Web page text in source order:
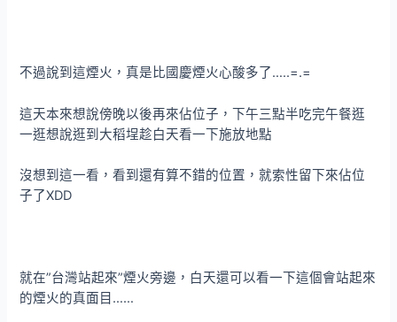
不過說到這煙火，真是比國慶煙火心酸多了…..=.=
這天本來想說傍晚以後再來佔位子，下午三點半吃完午餐逛
一逛想說逛到大稻埕趁白天看一下施放地點
沒想到這一看，看到還有算不錯的位置，就索性留下來佔位
子了XDD
就在”台灣站起來”煙火旁邊，白天還可以看一下這個會站起來
的煙火的真面目……